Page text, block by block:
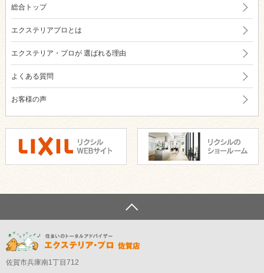
総合トップ
エクステリアプロとは
エクステリア・プロが選ばれる理由
よくある質問
お客様の声
佐賀市兵庫南1丁目712